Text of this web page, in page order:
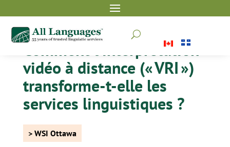
U
Comment l’interprétation
vidéo à distance (« VRI »)
transforme-t-elle les
services linguistiques ?
> WSI Ottawa